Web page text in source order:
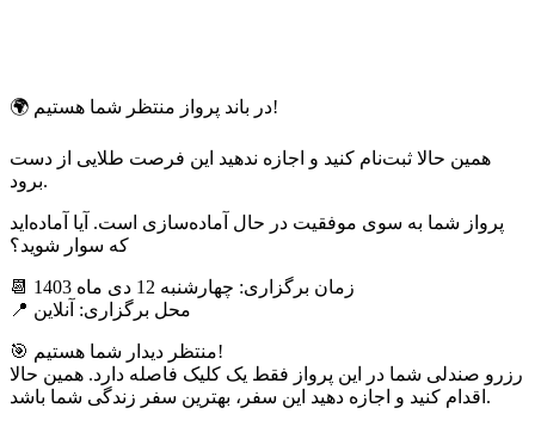
🌍 در باند پرواز منتظر شما هستیم!
همین حالا ثبت‌نام کنید و اجازه ندهید این فرصت طلایی از دست
برود.
پرواز شما به سوی موفقیت در حال آماده‌سازی است. آیا آماده‌اید
که سوار شوید؟
📆 زمان برگزاری: چهارشنبه 12 دی ماه 1403
📍
محل برگزاری: آنلاین
🎯
منتظر دیدار شما هستیم!
رزرو صندلی شما در این پرواز فقط یک کلیک فاصله دارد. همین حالا
اقدام کنید و اجازه دهید این سفر، بهترین سفر زندگی شما باشد.